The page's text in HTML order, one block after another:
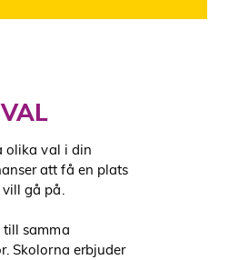
olika val i din
att få en plats
gå på.
till samma
Skolorna erbjuder